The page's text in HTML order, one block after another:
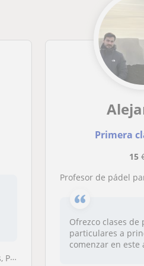
Primera
15
Profesor de pádel
Ofrezco clases de
particulares a
comenzar en este